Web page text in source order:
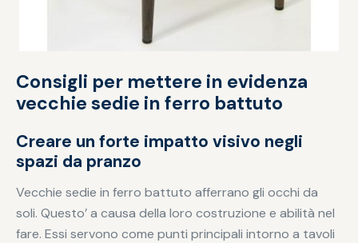
Consigli per mettere in evidenza
vecchie sedie in ferro battuto
Creare un forte impatto visivo negli
spazi da pranzo
Vecchie sedie in ferro battuto afferrano gli occhi da
soli. Questo’ a causa della loro costruzione e abilità nel
fare. Essi servono come punti principali intorno a tavoli